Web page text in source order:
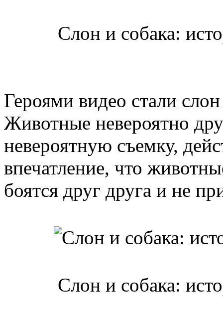
Слон и собака:
Героями видео стали
Животные невероятно
невероятную съемку,
впечатление, что
боятся друг друга и не
Слон и собака: